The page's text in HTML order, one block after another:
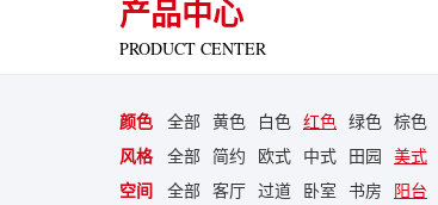
产品中心
PRODUCT CENTER
颜色 全部 黄色 白色 红色 绿色 棕色
风格
全部 简约 欧式 中式 田园 美式
空间
全部 客厅 过道 卧室 书房 阳台